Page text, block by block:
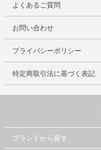
よくあるご質問
お問い合わせ
プライバシーポリシー
特定商取引法に基づく表記
ブランドから探す